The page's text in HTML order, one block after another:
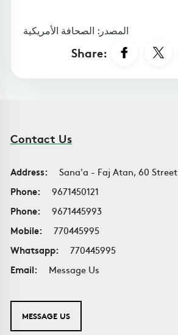
المصدر: الصحافة الأمريكية
Share:
Contact Us
Address:
Sana'a - Faj Atan, 60 Street
Phone:
9671450121
Phone:
9671445993
Mobile:
770445995
Whatsapp:
770445995
Email:
Message Us
MESSAGE US